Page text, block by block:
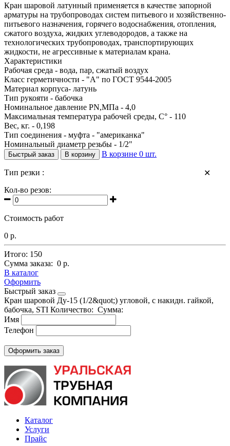
Кран шаровой латунный применяется в качестве запорной
арматуры на трубопроводах систем питьевого и хозяйственно-
питьевого назначения, горячего водоснабжения, отопления,
сжатого воздуха, жидких углеводородов, а также на
технологических трубопроводах, транспортирующих
жидкости, не агрессивные к материалам крана.
Характеристики
Рабочая среда - вода, пар, сжатый воздух
Класс герметичности - "А" по ГОСТ 9544-2005
Материал корпуса- латунь
Тип рукояти - бабочка
Номинальное давление PN,МПа - 4,0
Максимальная температура рабочей среды, С° - 110
Вес, кг. - 0,198
Тип соединения - муфта - "американка"
Номинальный диаметр резьбы - 1/2"
Быстрый заказ В корзину В корзине 0 шт.
✕
Тип резки :
Кол-во резов:
Стоимость работ
0 р.
Итого: 150
Сумма заказа: 0 р.
В каталог
Оформить
Быстрый заказ
Кран шаровой Ду-15 (1/2&quot;) угловой, с накидн. гайкой,
бабочка, STI Количество: Сумма:
Имя
Телефон
Каталог
Услуги
Прайс